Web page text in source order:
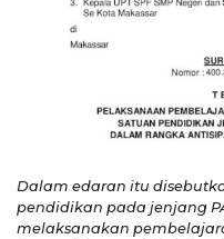
Dalam edaran itu
pendidikan pada jenjang
melaksanakan